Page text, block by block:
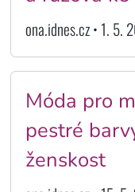
ona.idnes.cz • 1. 5.
Móda pro
pestré
ženskost